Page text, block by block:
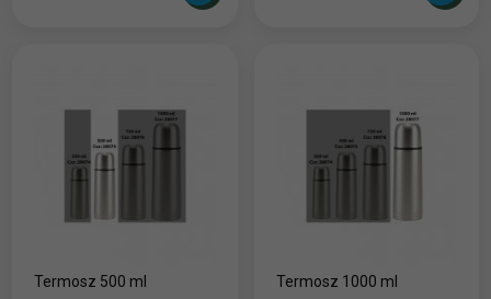
Termosz 500 ml Termosz 1000 ml